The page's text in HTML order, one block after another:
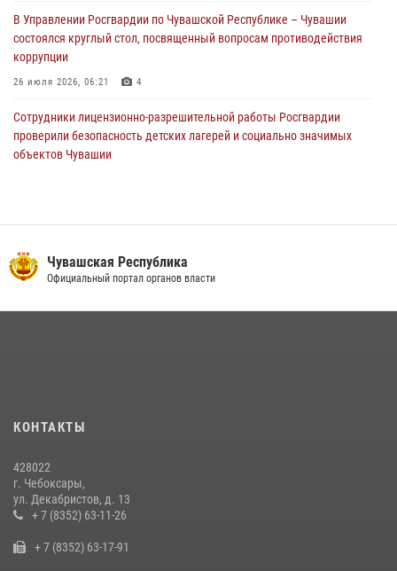
В Управлении Росгвардии по Чувашской Республике – Чувашии
состоялся круглый стол, посвященный вопросам противодействия
коррупции
26 июля 2026, 06:21 4
Сотрудники лицензионно-разрешительной работы Росгвардии
проверили безопасность детских лагерей и социально значимых
объектов Чувашии
06 июля 2026, 11:23 3
безопасности во время общегородского крестного хода в
14 июля 2026, 13:09
Взрывотехник ОМОН «Сувар» стал героем очередного выпуска
программы «Время СВОих» на Национальном телевидении Чувашии
21 июля 2026, 09:15
В преддверии Дня святого князя Владимира в Управлении
Чувашская Республика
Официальный портал органов власти
КОНТАКТЫ
428022
г. Чебоксары,
ул. Декабристов, д. 13
+ 7 (8352) 63-11-26
+ 7 (8352) 63-17-91